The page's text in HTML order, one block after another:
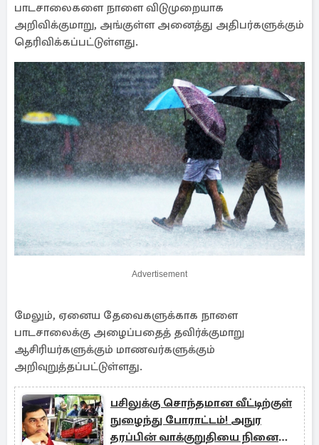
பாடசாலைகளை நாளை விடுமுறையாக
அறிவிக்குமாறு, அங்குள்ள அனைத்து அதிபர்களுக்கும்
தெரிவிக்கப்பட்டுள்ளது.
Advertisement
மேலும், ஏனைய தேவைகளுக்காக நாளை
பாடசாலைக்கு அழைப்பதைத் தவிர்க்குமாறு
ஆசிரியர்களுக்கும் மாணவர்களுக்கும்
அறிவுறுத்தப்பட்டுள்ளது.
பசிலுக்கு சொந்தமான வீட்டிற்குள்
நுழைந்து போராட்டம்! அநுர
தரப்பின் வாக்குறுதியை நினைவு